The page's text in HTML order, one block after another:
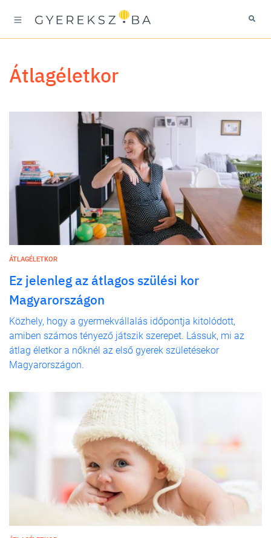
átlagéletkor
ÁTLAGÉLETKOR
Ez jelenleg az átlagos szülési kor
Magyarországon
Közhely, hogy a gyermekvállalás időpontja kitolódott,
amiben számos tényező játszik szerepet. Lássuk, mi az
átlag életkor a nőknél az első gyerek születésekor
Magyarországon.